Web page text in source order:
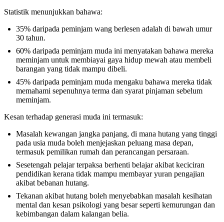
Statistik menunjukkan bahawa:
35% daripada peminjam wang berlesen adalah di bawah umur
30 tahun.
60% daripada peminjam muda ini menyatakan bahawa mereka
meminjam untuk membiayai gaya hidup mewah atau membeli
barangan yang tidak mampu dibeli.
45% daripada peminjam muda mengaku bahawa mereka tidak
memahami sepenuhnya terma dan syarat pinjaman sebelum
meminjam.
Kesan terhadap generasi muda ini termasuk:
Masalah kewangan jangka panjang, di mana hutang yang tinggi
pada usia muda boleh menjejaskan peluang masa depan,
termasuk pemilikan rumah dan perancangan persaraan.
Sesetengah pelajar terpaksa berhenti belajar akibat keciciran
pendidikan kerana tidak mampu membayar yuran pengajian
akibat bebanan hutang.
Tekanan akibat hutang boleh menyebabkan masalah kesihatan
mental dan kesan psikologi yang besar seperti kemurungan dan
kebimbangan dalam kalangan belia.